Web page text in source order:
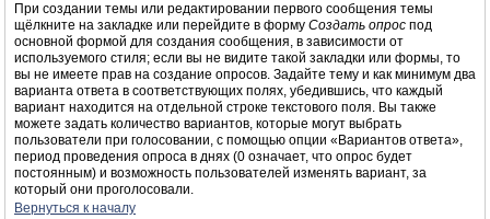
При создании темы или редактировании первого сообщения темы
щёлкните на закладке или перейдите в форму Создать опрос под
основной формой для создания сообщения, в зависимости от
используемого стиля; если вы не видите такой закладки или формы, то
вы не имеете прав на создание опросов. Задайте тему и как минимум два
варианта ответа в соответствующих полях, убедившись, что каждый
вариант находится на отдельной строке текстового поля. Вы также
можете задать количество вариантов, которые могут выбрать
пользователи при голосовании, с помощью опции «Вариантов ответа»,
период проведения опроса в днях (0 означает, что опрос будет
постоянным) и возможность пользователей изменять вариант, за
который они проголосовали.
Вернуться к началу